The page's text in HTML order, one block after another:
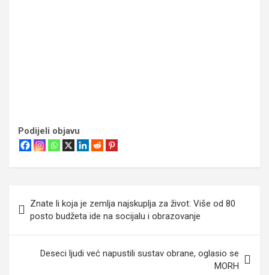
Podijeli objavu
objava
Znate li koja je zemlja najskuplja za život: Više od 80
posto budžeta ide na socijalu i obrazovanje
Deseci ljudi već napustili sustav obrane, oglasio se
MORH